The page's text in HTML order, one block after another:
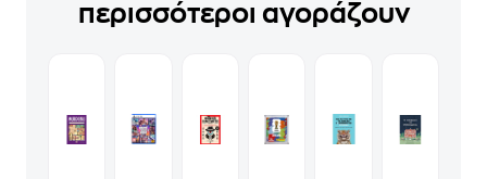
περισσότεροι αγοράζουν